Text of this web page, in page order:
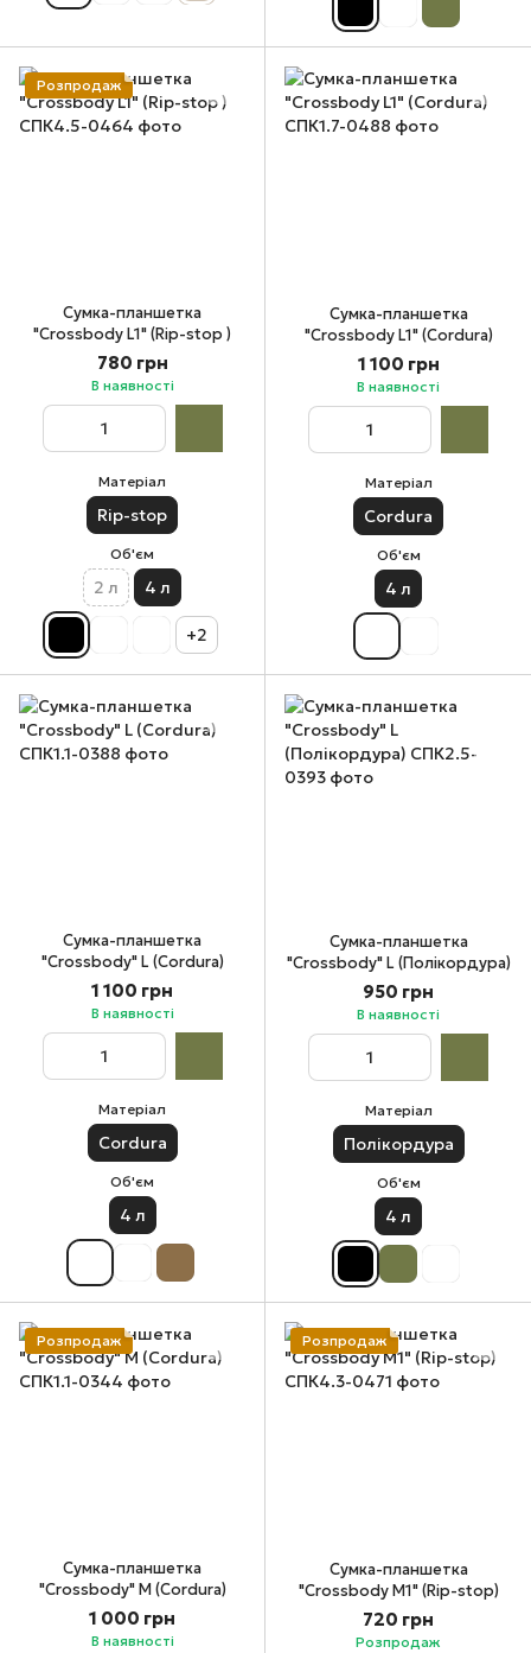
Розпродаж
Сумка-планшетка
"Crossbody L1" (Rip-stop )
780 грн
В наявності
Матеріал
Rip-stop
Об'єм
2 л 4 л
+2
Сумка-планшетка
"Crossbody L1" (Cordura)
1 100 грн
В наявності
Матеріал
Cordura
Об'єм
4 л
Сумка-планшетка
"Crossbody" L (Cordura)
1 100 грн
В наявності
Матеріал
Cordura
Об'єм
4 л
Сумка-планшетка
"Crossbody" L (Полікордура)
950 грн
В наявності
Матеріал
Полікордура
Об'єм
4 л
Розпродаж
Сумка-планшетка
"Crossbody" М (Cordura)
1 000 грн
В наявності
Розпродаж
Сумка-планшетка
"Crossbody M1" (Rip-stop)
720 грн
Розпродаж